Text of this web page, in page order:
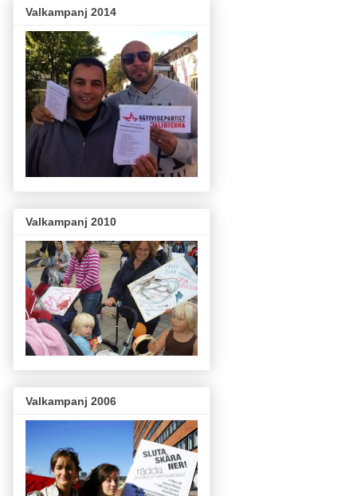
Valkampanj 2014
Valkampanj 2010
Valkampanj 2006